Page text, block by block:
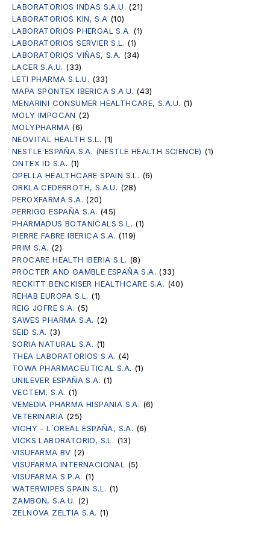
LABORATORIOS INDAS S.A.U. (21)
LABORATORIOS KIN, S.A (10)
LABORATORIOS PHERGAL S.A. (1)
LABORATORIOS SERVIER S.L. (1)
LABORATORIOS VIÑAS, S.A. (34)
LACER S.A.U. (33)
LETI PHARMA S.L.U. (33)
MAPA SPONTEX IBERICA S.A.U. (43)
MENARINI CONSUMER HEALTHCARE, S.A.U. (1)
MOLY IMPOCAN (2)
MOLYPHARMA (6)
NEOVITAL HEALTH S.L. (1)
NESTLE ESPAÑA S.A. (NESTLE HEALTH SCIENCE) (1)
ONTEX ID S.A. (1)
OPELLA HEALTHCARE SPAIN S.L. (6)
ORKLA CEDERROTH, S.A.U. (28)
PEROXFARMA S.A. (20)
PERRIGO ESPAÑA S.A. (45)
PHARMADUS BOTANICALS S.L. (1)
PIERRE FABRE IBERICA S.A. (119)
PRIM S.A. (2)
PROCARE HEALTH IBERIA S.L. (8)
PROCTER AND GAMBLE ESPAÑA S.A. (33)
RECKITT BENCKISER HEALTHCARE S.A. (40)
REHAB EUROPA S.L. (1)
REIG JOFRE S.A. (5)
SAWES PHARMA S.A. (2)
SEID S.A. (3)
SORIA NATURAL S.A. (1)
THEA LABORATORIOS S.A. (4)
TOWA PHARMACEUTICAL S.A. (1)
UNILEVER ESPAÑA S.A. (1)
VECTEM, S.A. (1)
VEMEDIA PHARMA HISPANIA S.A. (6)
VETERINARIA (25)
VICHY - L´OREAL ESPAÑA, S.A. (6)
VICKS LABORATORIO, S.L. (13)
VISUFARMA BV (2)
VISUFARMA INTERNACIONAL
(5)
VISUFARMA S.P.A. (1)
WATERWIPES SPAIN S.L. (1)
ZAMBON, S.A.U. (2)
ZELNOVA ZELTIA S.A. (1)